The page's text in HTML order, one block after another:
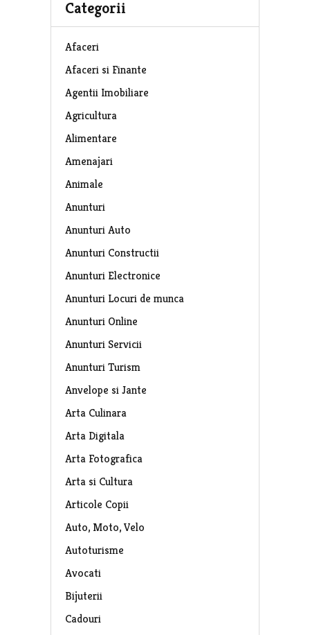
Categorii
Afaceri
Afaceri si Finante
Agentii Imobiliare
Agricultura
Alimentare
Amenajari
Animale
Anunturi
Anunturi Auto
Anunturi Constructii
Anunturi Electronice
Anunturi Locuri de munca
Anunturi Online
Anunturi Servicii
Anunturi Turism
Anvelope si Jante
Arta Culinara
Arta Digitala
Arta Fotografica
Arta si Cultura
Articole Copii
Auto, Moto, Velo
Autoturisme
Avocati
Bijuterii
Cadouri